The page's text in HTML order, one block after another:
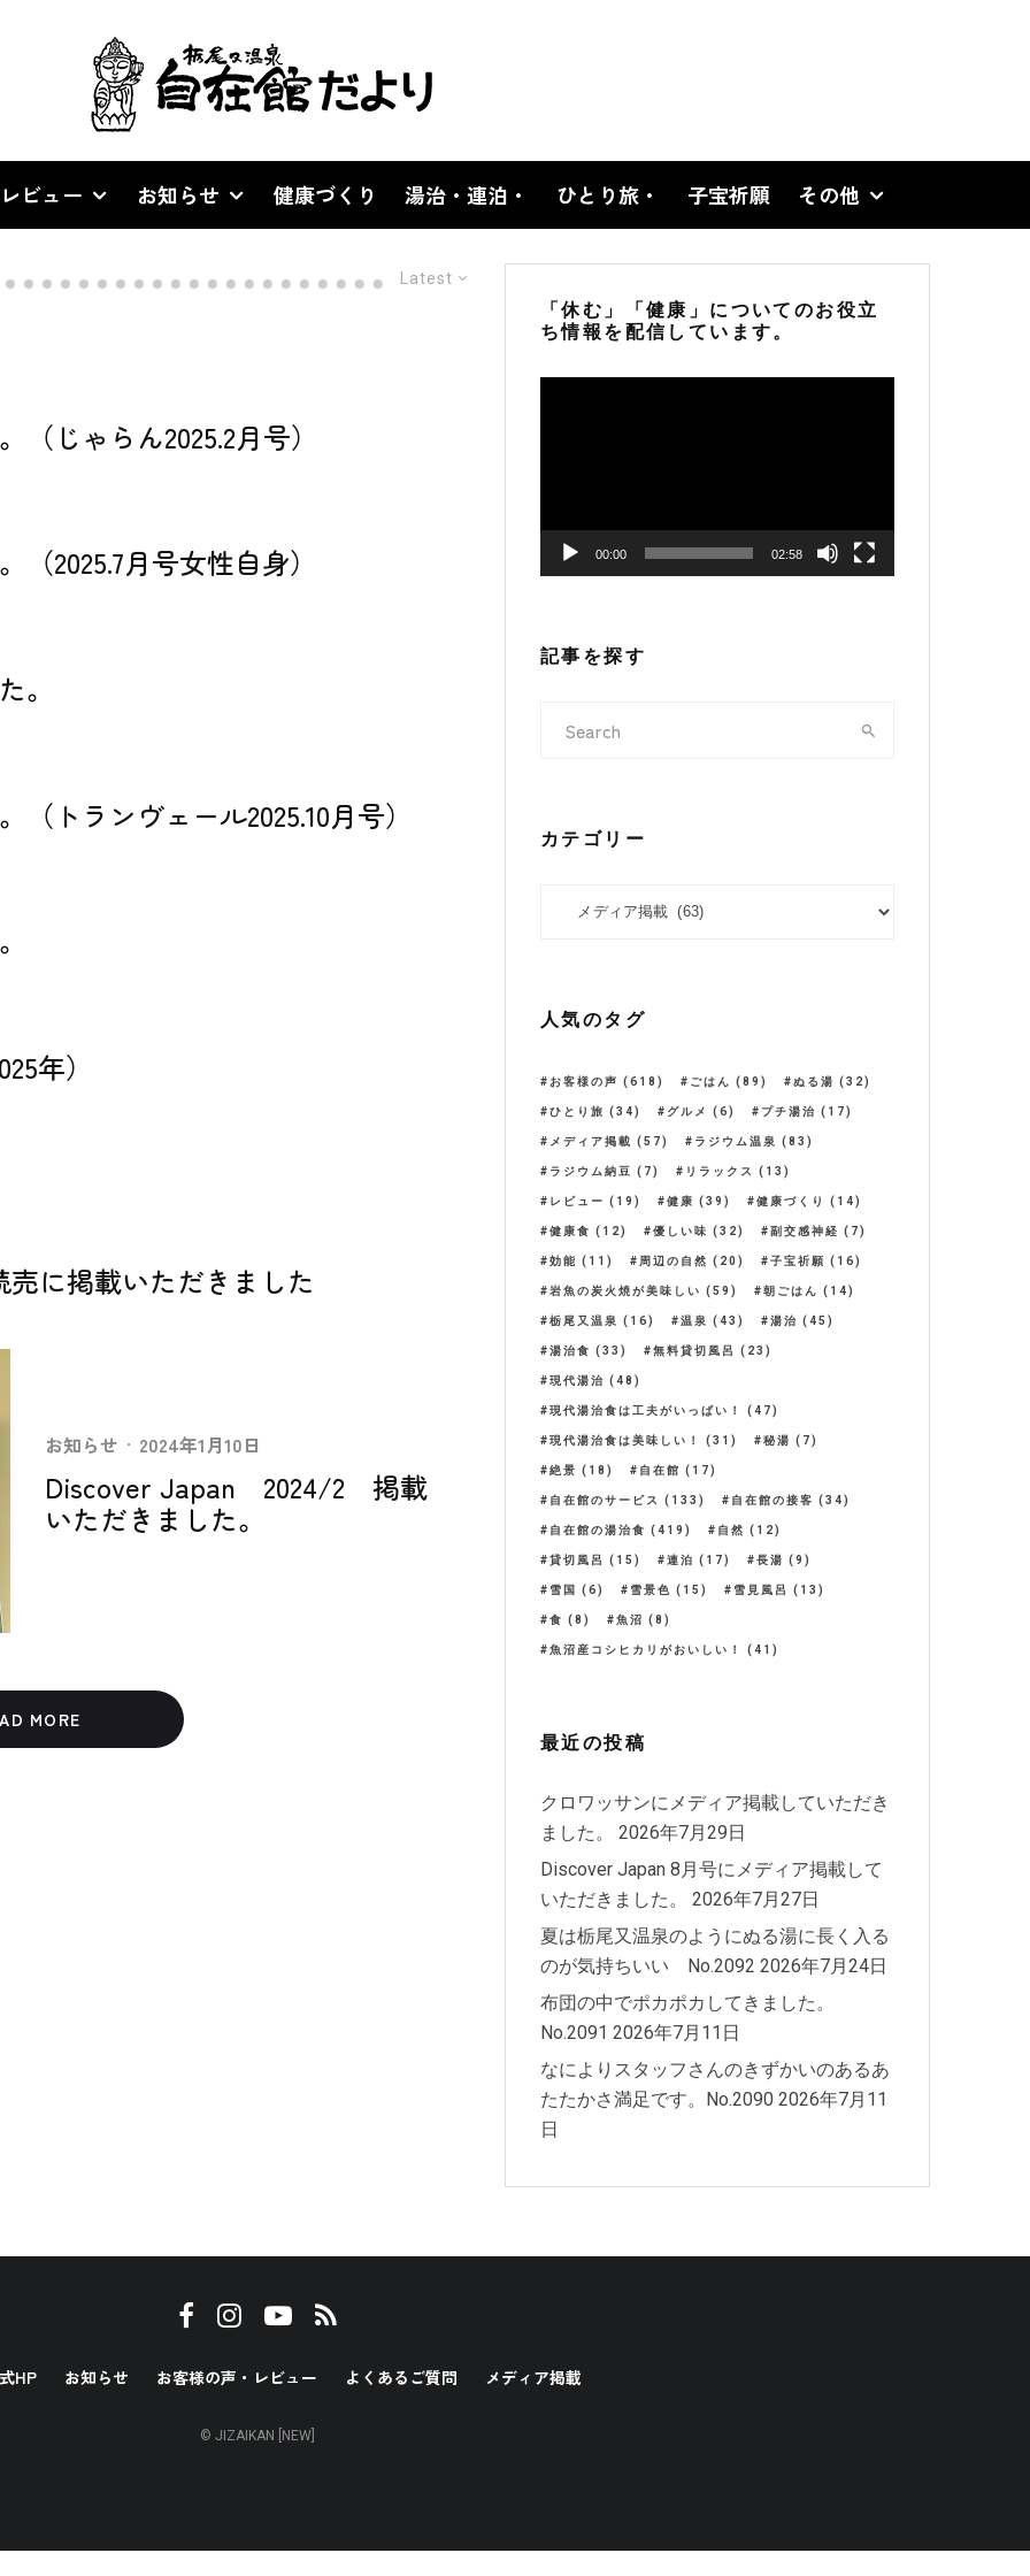
ビュー お知らせ 健康づくり 湯治・連泊・ ひとり旅・ 子宝祈願 その他
Latest
じゃらん2025.2月号）
2025.7月号女性自身）
。
トランヴェール2025.10月号）
年）
に掲載いただきました
お知らせ · 2024年1月10日
Discover Japan 2024/2 掲載
いただきました。
MORE
「休む」「健康」についてのお役立
ち情報を配信しています。
00:00 02:58
記事を探す
カテゴリー
人気のタグ
お客様の声 (618) ごはん (89) ぬる湯 (32)
ひとり旅 (34) グルメ (6) プチ湯治 (17)
メディア掲載 (57) ラジウム温泉 (83)
ラジウム納豆 (7) リラックス (13)
レビュー (19) 健康 (39) 健康づくり (14)
健康食 (12) 優しい味 (32) 副交感神経 (7)
効能 (11) 周辺の自然 (20) 子宝祈願 (16)
岩魚の炭火焼が美味しい (59) 朝ごはん (14)
栃尾又温泉 (16) 温泉 (43) 湯治 (45)
湯治食 (33) 無料貸切風呂 (23)
現代湯治 (48)
現代湯治食は工夫がいっぱい！ (47)
現代湯治食は美味しい！ (31) 秘湯 (7)
絶景 (18) 自在館 (17)
自在館のサービス (133) 自在館の接客 (34)
自在館の湯治食 (419) 自然 (12)
貸切風呂 (15) 連泊 (17) 長湯 (9)
雪国 (6) 雪景色 (15) 雪見風呂 (13)
食 (8) 魚沼 (8)
魚沼産コシヒカリがおいしい！ (41)
最近の投稿
クロワッサンにメディア掲載していただき
ました。
2026年7月29日
Discover Japan 8月号にメディア掲載して
いただきました。
2026年7月27日
夏は栃尾又温泉のようにぬる湯に長く入る
のが気持ちいい No.2092 2026年7月24日
布団の中でポカポカしてきました。
No.2091 2026年7月11日
なによりスタッフさんのきずかいのあるあ
たたかさ満足です。No.2090 2026年7月11
日
HP お知らせ お客様の声・レビュー よくあるご質問 メディア掲載
© JIZAIKAN [NEW]